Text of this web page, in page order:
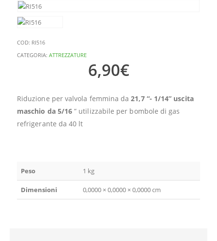
COD: RI516
CATEGORIA: ATTREZZATURE
6,90€
Riduzione per valvola femmina da21,7 “- 1/14” uscita
maschio da 5/16 ” utilizzabile per bombole di gas
refrigerante da 40 lt
Peso 1 kg
Dimensioni 0,0000 × 0,0000 × 0,0000 cm